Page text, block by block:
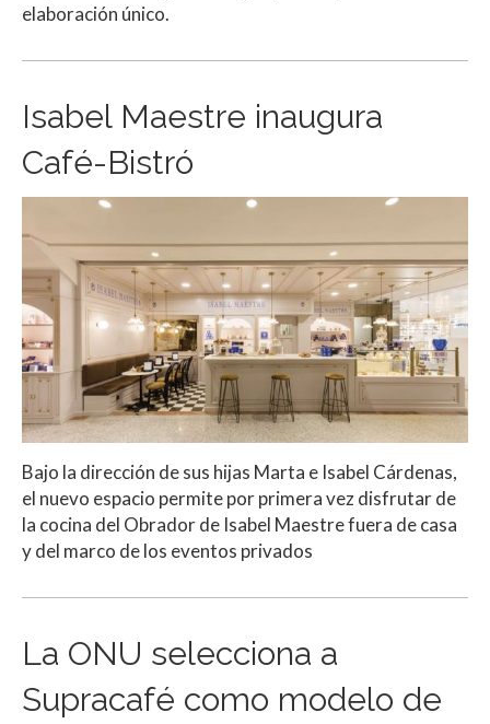
elaboración único.
Isabel Maestre inaugura
Café-Bistró
Bajo la dirección de sus hijas Marta e Isabel Cárdenas,
el nuevo espacio permite por primera vez disfrutar de
la cocina del Obrador de Isabel Maestre fuera de casa
y del marco de los eventos privados
La ONU selecciona a
Supracafé como modelo de